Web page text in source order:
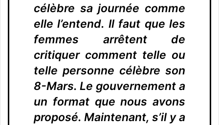
célèbre sa journée comme
elle l’entend. Il faut que les
femmes arrêtent de
critiquer comment telle ou
telle personne célèbre son
8-Mars. Le gouvernement a
un format que nous avons
proposé. Maintenant, s’il y a